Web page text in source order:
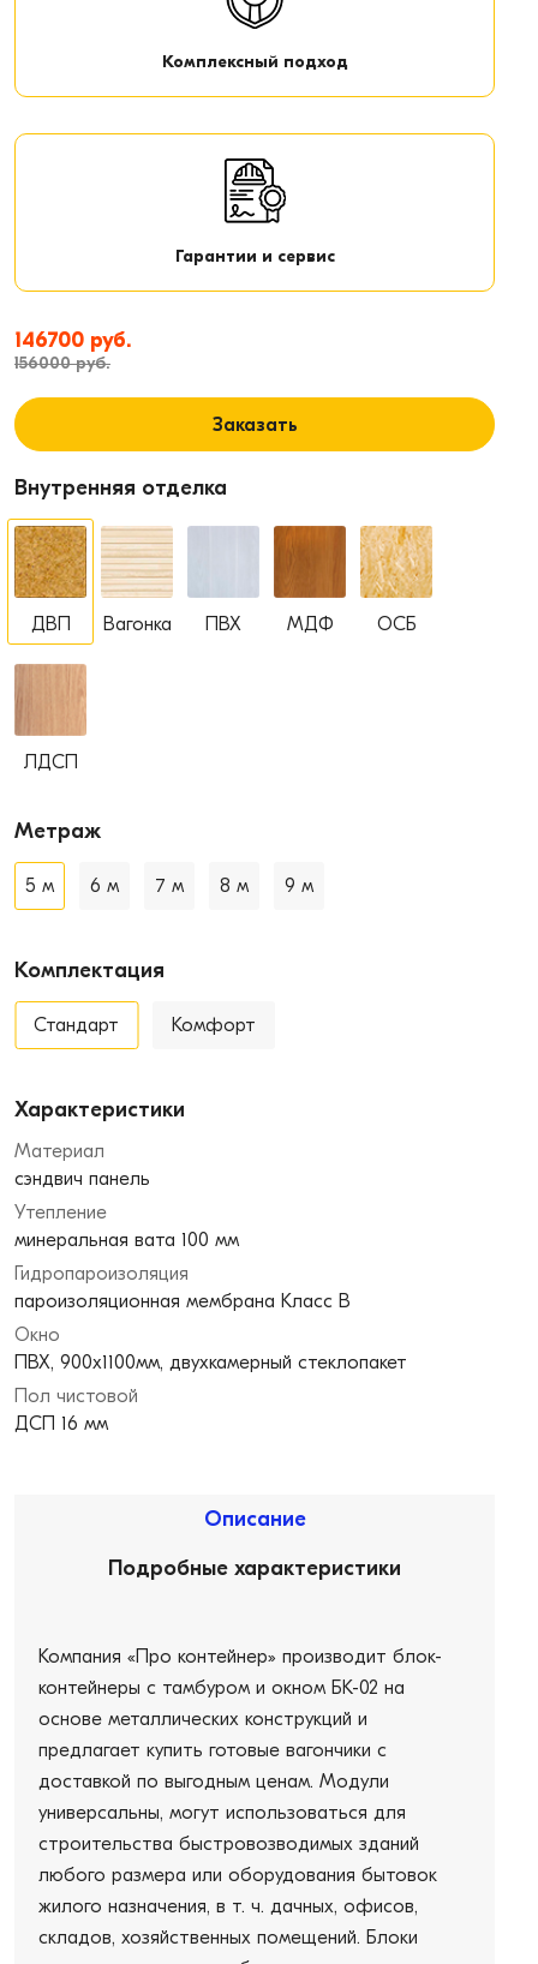
Комплексный подход
Гарантии и сервис
146700 руб.
156000 руб.
Заказать
Внутренняя отделка
ДВП Вагонка ПВХ МДФ ОСБ
ЛДСП
Метраж
5 м 6 м 7 м 8 м 9 м
Комплектация
Стандарт Комфорт
Характеристики
Материал
сэндвич панель
Утепление
минеральная вата 100 мм
Гидропароизоляция
пароизоляционная мембрана Класс В
Окно
ПВХ, 900х1100мм, двухкамерный стеклопакет
Пол чистовой
ДСП 16 мм
Описание
Подробные характеристики
Компания «Про контейнер» производит блок-
контейнеры с тамбуром и окном БК-02 на
основе металлических конструкций и
предлагает купить готовые вагончики с
доставкой по выгодным ценам. Модули
универсальны, могут использоваться для
строительства быстровозводимых зданий
любого размера или оборудования бытовок
жилого назначения, в т. ч. дачных, офисов,
складов, хозяйственных помещений. Блоки